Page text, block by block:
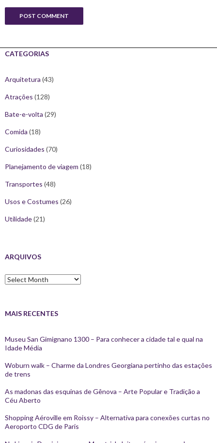
CATEGORIAS
Arquitetura (43)
Atrações (128)
Bate-e-volta (29)
Comida (18)
Curiosidades (70)
Planejamento de viagem (18)
Transportes (48)
Usos e Costumes (26)
Utilidade(21)
ARQUIVOS
Arquivos
MAIS RECENTES
Museu San Gimignano 1300 – Para conhecer a cidade tal e qual na
Idade Média
Woburn walk – Charme da Londres Georgiana pertinho das estações
de trens
As madonas das esquinas de Gênova – Arte Popular e Tradição a
Céu Aberto
Shopping Aéroville em Roissy – Alternativa para conexões curtas no
Aeroporto CDG de Paris